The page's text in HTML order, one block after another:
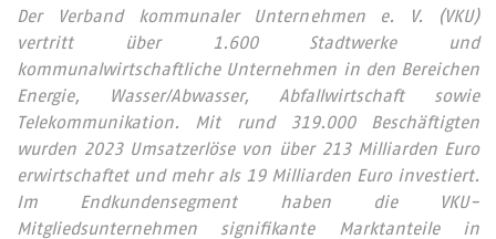
Der Verband kommunaler Unternehmen e. V. (VKU)
vertritt über 1.600 Stadtwerke und
kommunalwirtschaftliche Unternehmen in den Bereichen
Energie, Wasser/Abwasser, Abfallwirtschaft sowie
Telekommunikation. Mit rund 319.000 Beschäftigten
wurden 2023 Umsatzerlöse von über 213 Milliarden Euro
erwirtschaftet und mehr als 19 Milliarden Euro investiert.
Im Endkundensegment haben die VKU-
Mitgliedsunternehmen signifikante Marktanteile in